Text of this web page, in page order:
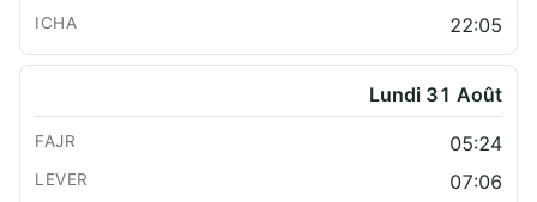
22:05
Lundi 31 Août
05:24
07:06